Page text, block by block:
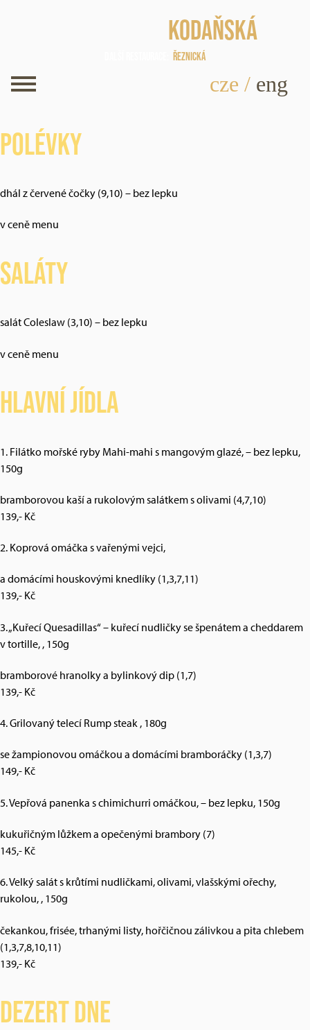
Kodaňská
Řeznická
cze / eng
Polévky
dhál z červené čočky (9,10) – bez lepku
v ceně menu
Saláty
salát Coleslaw (3,10) – bez lepku
v ceně menu
Hlavní jídla
1. Filátko mořské ryby Mahi-mahi s mangovým glazé, – bez lepku,
150g
bramborovou kaší a rukolovým salátkem s olivami (4,7,10)
139,- Kč
2. Koprová omáčka s vařenými vejci,
a domácími houskovými knedlíky (1,3,7,11)
139,- Kč
3. „Kuřecí Quesadillas“ – kuřecí nudličky se špenátem a cheddarem
v tortille, , 150g
bramborové hranolky a bylinkový dip (1,7)
139,- Kč
4. Grilovaný telecí Rump steak , 180g
se žampionovou omáčkou a domácími bramboráčky (1,3,7)
149,- Kč
5. Vepřová panenka s chimichurri omáčkou, – bez lepku, 150g
kukuřičným lůžkem a opečenými brambory (7)
145,- Kč
6. Velký salát s krůtími nudličkami, olivami, vlašskými ořechy,
rukolou, , 150g
čekankou, frisée, trhanými listy, hořčičnou zálivkou a pita chlebem
(1,3,7,8,10,11)
139,- Kč
Dezert dne